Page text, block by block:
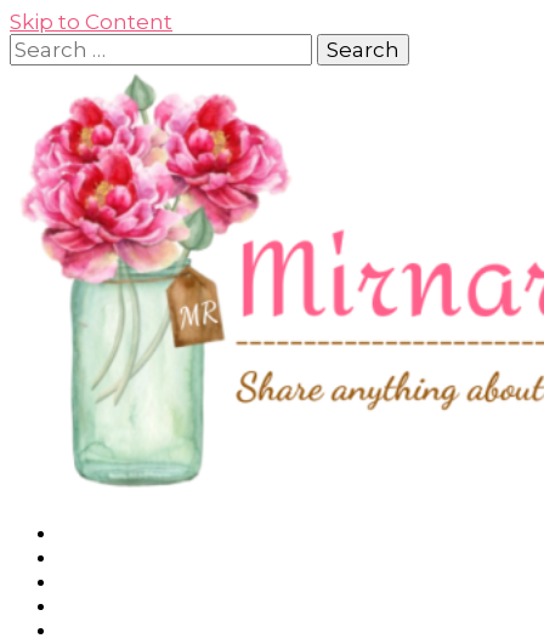
Skip to Content
Search
for:
Lifestyle, Beauty & Working Mom Journey